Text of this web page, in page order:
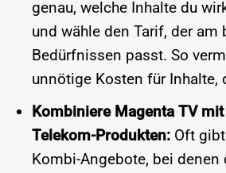
genau, welche Inhalte du
und wähle den Tarif, der am
Bedürfnissen passt. So
unnötige Kosten für Inhalte,
Kombiniere Magenta TV
Telekom-Produkten:Oft gibt
Kombi-Angebote, bei denen